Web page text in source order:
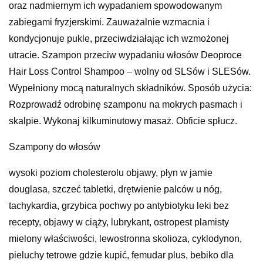
oraz nadmiernym ich wypadaniem spowodowanym
zabiegami fryzjerskimi. Zauważalnie wzmacnia i
kondycjonuje pukle, przeciwdziałając ich wzmożonej
utracie. Szampon przeciw wypadaniu włosów Deoproce
Hair Loss Control Shampoo – wolny od SLSów i SLESów.
Wypełniony mocą naturalnych składników. Sposób użycia:
Rozprowadź odrobinę szamponu na mokrych pasmach i
skalpie. Wykonaj kilkuminutowy masaż. Obficie spłucz.
Szampony do włosów
wysoki poziom cholesterolu objawy, płyn w jamie
douglasa, szczeć tabletki, drętwienie palców u nóg,
tachykardia, grzybica pochwy po antybiotyku leki bez
recepty, objawy w ciąży, lubrykant, ostropest plamisty
mielony właściwości, lewostronna skolioza, cyklodynon,
pieluchy tetrowe gdzie kupić, femudar plus, bebiko dla